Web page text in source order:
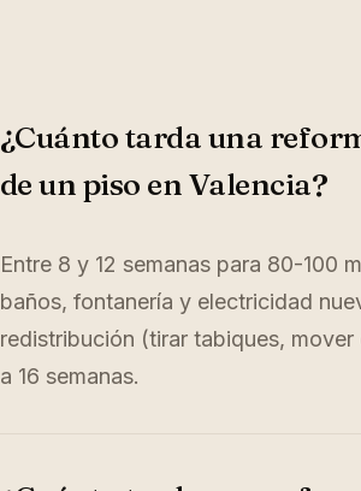
¿Cuánto tarda una
de un piso en Valencia?
Entre 8 y 12 semanas para 80-100
baños, fontanería y electricidad
redistribución (tirar tabiques, mover
a 16 semanas.